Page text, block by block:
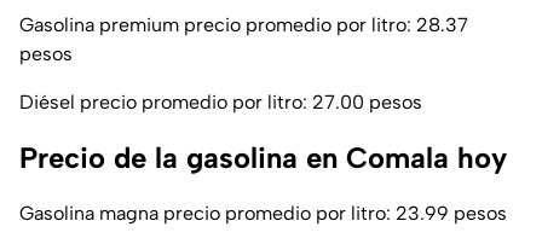
Gasolina premium precio promedio por litro: 28.37
pesos
Diésel precio promedio por litro: 27.00 pesos
Precio de la gasolina en Comala hoy
Gasolina magna precio promedio por litro: 23.99 pesos